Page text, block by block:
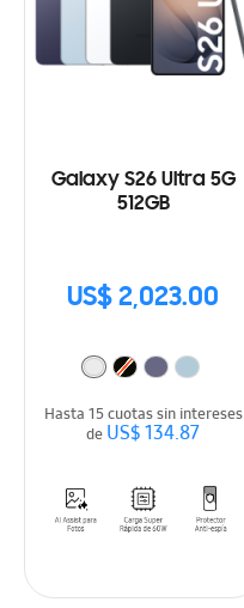
Galaxy S26 Ultra 5G
512GB
US$ 2,023.00
Hasta 15 cuotas sin intereses
deUS$ 134.87